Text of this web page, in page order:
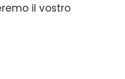
il vostro